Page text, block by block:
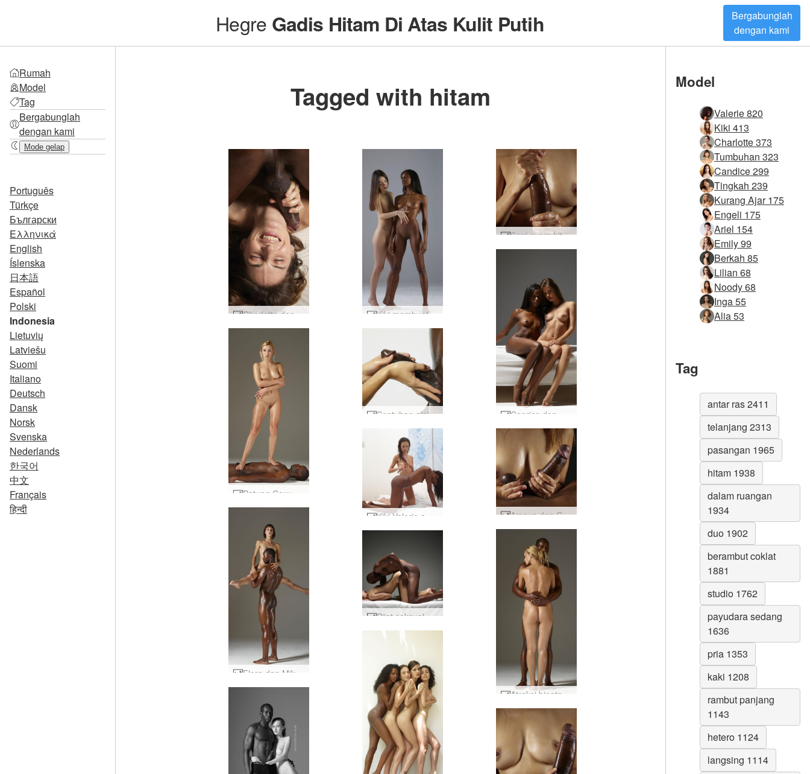
Hegre Gadis Hitam Di Atas Kulit Putih
Bergabunglah
dengan kami
Rumah
Model
Tag
Bergabunglah
dengan kami
Mode gelap
Português
Türkçe
Български
Ελληνικά
English
Íslenska
日本語
Español
Polski
Indonesia
Lietuvių
Latviešu
Suomi
Italiano
Deutsch
Dansk
Norsk
Svenska
Nederlands
한국어
中文
Français
हिन्दी
Tagged with hitam
Kiki membuat krim Valerie #44
Seni ayam hitam besar Amaya dan Goro #32
Sentuhan ajaib #36
Amaya dan Goro ayam dan payudara #41
Pijat seksual Ariel dan Mike #8
Model
Valerie 820
Kiki 413
Charlotte 373
Tumbuhan 323
Candice 299
Tingkah 239
Kurang Ajar 175
Engeli 175
Ariel 154
Emily 99
Berkah 85
Lilian 68
Noody 68
Inga 55
Alia 53
Tag
antar ras 2411
telanjang 2313
pasangan 1965
hitam 1938
dalam ruangan
1934
duo 1902
berambut coklat
1881
studio 1762
payudara sedang
1636
pria 1353
kaki 1208
rambut panjang
1143
hetero 1124
langsing 1114